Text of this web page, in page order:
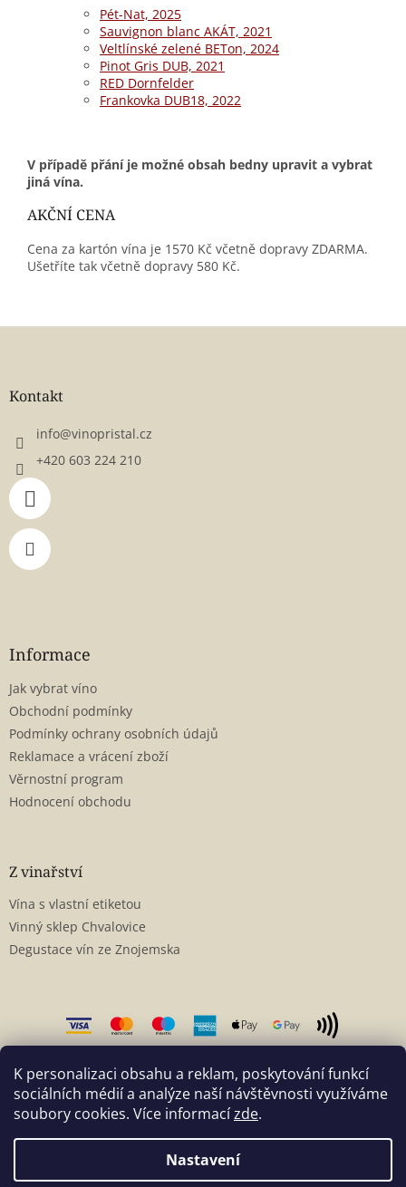
K personalizaci obsahu a reklam, poskytování funkcí
sociálních médií a analýze naší návštěvnosti využíváme
soubory cookies. Více informacízde.
Nastavení
Pét-Nat, 2025
Sauvignon blanc AKÁT, 2021
Veltlínské zelené BETon, 2024
Pinot Gris DUB, 2021
RED Dornfelder
Frankovka DUB18, 2022
V případě přání je možné obsah bedny upravit a vybrat
jiná vína.
AKČNÍ CENA
Cena za kartón vína je 1570 Kč včetně dopravy ZDARMA.
Ušetříte tak včetně dopravy 580 Kč.
Z
Kontakt
info@vinopristal.cz
+420 603 224 210
Informace
Jak vybrat víno
Obchodní podmínky
Podmínky ochrany osobních údajů
Reklamace a vrácení zboží
Věrnostní program
Hodnocení obchodu
Z vinařství
Vína s vlastní etiketou
Vinný sklep Chvalovice
Degustace vín ze Znojemska